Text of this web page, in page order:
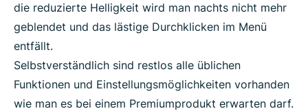
die reduzierte Helligkeit wird man nachts nicht mehr
geblendet und das lästige Durchklicken im Menü
entfällt.
Selbstverständlich sind restlos alle üblichen
Funktionen und Einstellungsmöglichkeiten vorhanden
wie man es bei einem Premiumprodukt erwarten darf.